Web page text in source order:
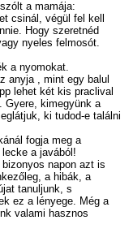
a mamája:
csinál, végül fel kell
Hogy szeretnéd
nyeles felmosót.
a nyomokat.
anyja ­, mint egy balul
lehet két kis praclival
Gyere, kimegyünk a
ki tudod-e találni
fogja meg a
a javából!
napon azt is
a hibák, a
tanuljunk, s
ez a lényege. Még a
valami hasznos